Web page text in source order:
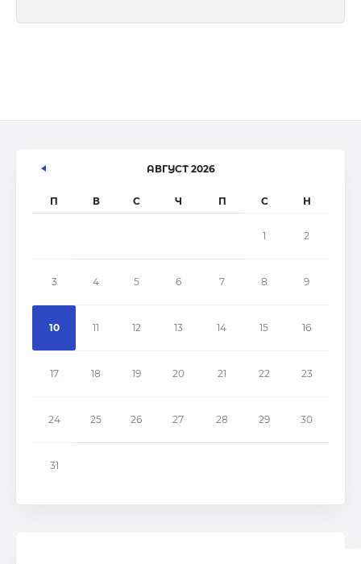
АВГУСТ 2026
П В С Ч П С Н
1 2
3 4 5 6 7 8 9
10 11 12 13 14 15 16
17 18 19 20 21 22 23
24 25 26 27 28 29 30
31